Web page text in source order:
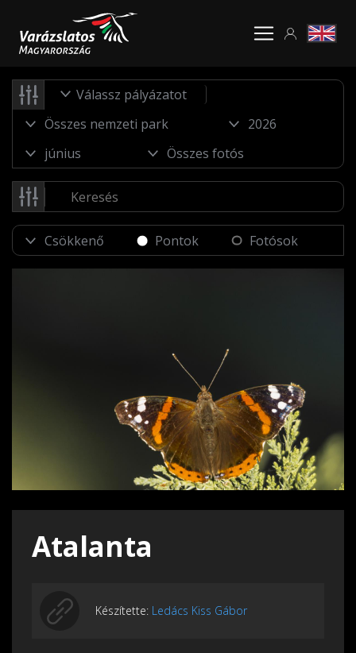
Válassz pályázatot
Pontok Fotósok
Atalanta
Készítette: Ledács Kiss Gábor